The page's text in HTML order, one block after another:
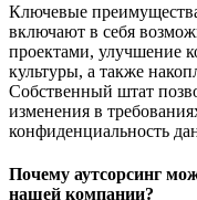
Ключевые
включают в себя
проектами, улучшение
культуры, а также
Собственный штат
изменения в
конфиденциальность
Почему аутсорсинг
нашей компании?